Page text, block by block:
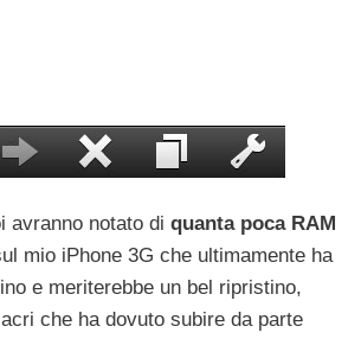
avranno notato di quanta poca RAM
mio iPhone 3G che ultimamente ha
e meriterebbe un bel ripristino,
che ha dovuto subire da parte